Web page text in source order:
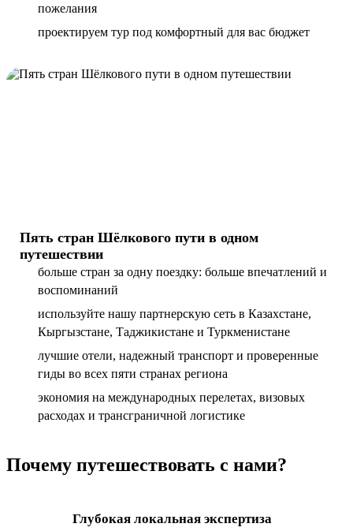
пожелания
проектируем тур под комфортный для вас бюджет
Пять стран Шёлкового пути в одном
путешествии
больше стран за одну поездку: больше впечатлений и
воспоминаний
используйте нашу партнерскую сеть в Казахстане,
Кыргызстане, Таджикистане и Туркменистане
лучшие отели, надежный транспорт и проверенные
гиды во всех пяти странах региона
экономия на международных перелетах, визовых
расходах и трансграничной логистике
Почему путешествовать с нами?
Глубокая локальная экспертиза